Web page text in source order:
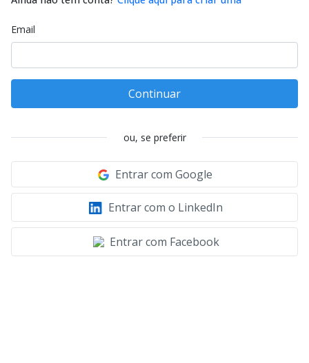
Email
Continuar
ou, se preferir
Entrar com Google
Entrar com o LinkedIn
Entrar com Facebook